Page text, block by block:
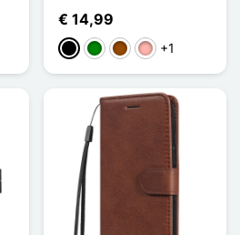
€ 14,99
ZwartGroenBruinRose Goud
+1